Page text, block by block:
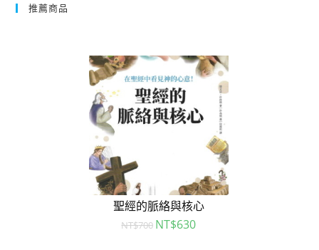
推薦商品
聖經的脈絡與核心
NT$700 NT$630